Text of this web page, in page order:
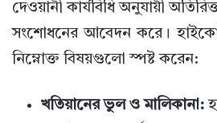
দেওয়ানী কার্যবিধি অনুযায়ী
সংশোধনের আবেদন করে।
নিম্নোক্ত বিষয়গুলো স্পষ্ট করেন:
খতিয়ানের ভুল ও মালিকানা: